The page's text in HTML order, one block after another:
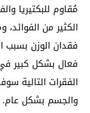
مُقاوم للبكتيريا
الكثير من
فقدان الوزن بسبب
فعال بشكل كبير
الفقرات التالية
والجسم بشكل عام.